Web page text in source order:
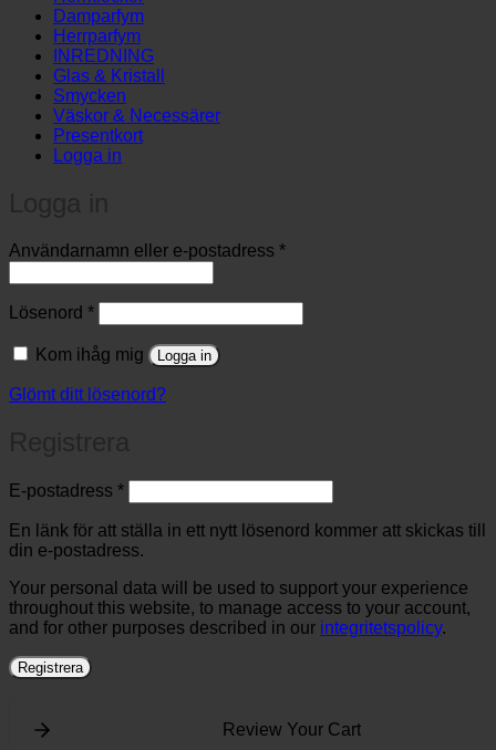
Damparfym
Herrparfym
INREDNING
Glas & Kristall
Smycken
Väskor & Necessärer
Presentkort
Logga in
Användarnamn eller e-postadress *Obligatoriskt
Lösenord *Obligatoriskt
Kom ihåg mig Logga in
Glömt ditt lösenord?
E-postadress *Obligatoriskt
En länk för att ställa in ett nytt lösenord kommer att skickas till
din e-postadress.
Your personal data will be used to support your experience
throughout this website, to manage access to your account,
and for other purposes described in our integritetspolicy.
Registrera
Review Your Cart